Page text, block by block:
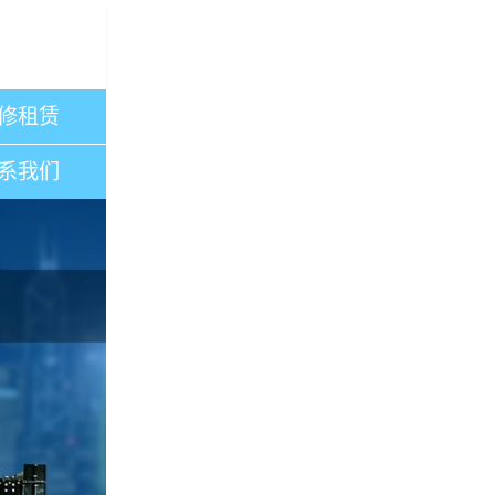
租赁
我们